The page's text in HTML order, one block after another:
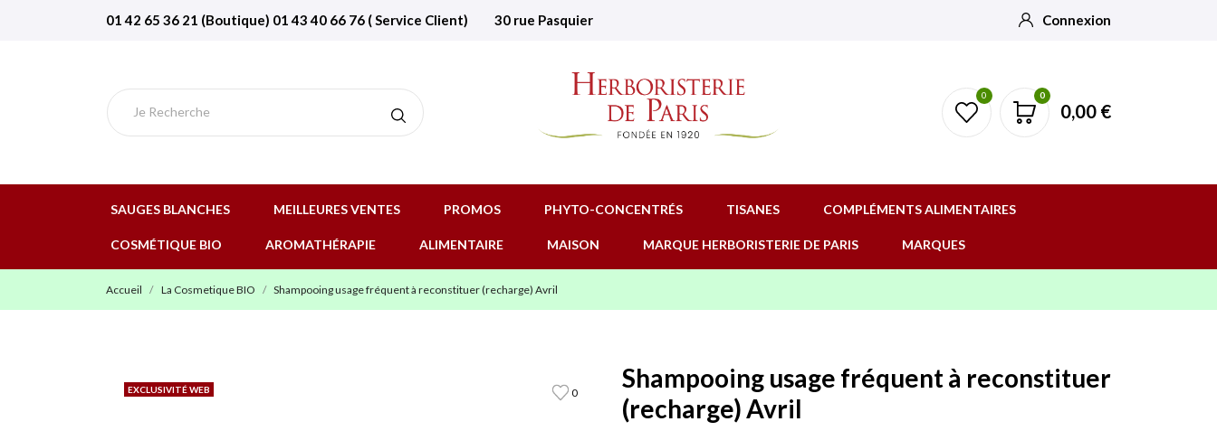
01 42 65 36 21 (Boutique) 01 43 40 66 76 ( Service Client) 30 rue Pasquier Connexion
0 0
0,00 €
SAUGES BLANCHES MEILLEURES VENTES PROMOS PHYTO-CONCENTRÉS TISANES COMPLÉMENTS ALIMENTAIRES
COSMÉTIQUE BIO AROMATHÉRAPIE ALIMENTAIRE MAISON MARQUE HERBORISTERIE DE PARIS MARQUES
Accueil La Cosmetique BIO Shampooing usage fréquent à reconstituer (recharge) Avril
0
EXCLUSIVITÉ WEB
Shampooing usage fréquent à reconstituer
(recharge) Avril